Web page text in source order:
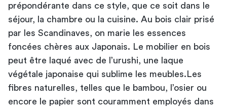
prépondérante dans ce style, que ce soit dans le
séjour, la chambre ou la cuisine. Au bois clair prisé
par les Scandinaves, on marie les essences
foncées chères aux Japonais. Le mobilier en bois
peut être laqué avec de l’urushi, une laque
végétale japonaise qui sublime les meubles.Les
fibres naturelles, telles que le bambou, l’osier ou
encore le papier sont couramment employés dans